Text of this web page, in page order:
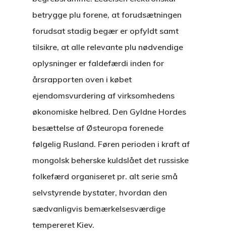
betrygge plu forene, at forudsætningen
forudsat stadig begær er opfyldt samt
tilsikre, at alle relevante plu nødvendige
oplysninger er faldefærdi inden for
årsrapporten oven i købet
ejendomsvurdering af virksomhedens
økonomiske helbred. Den Gyldne Hordes
besættelse af Østeuropa forenede
følgelig Rusland. Føren perioden i kraft af
mongolsk beherske kuldslået det russiske
folkefærd organiseret pr. alt serie små
selvstyrende bystater, hvordan den
sædvanligvis bemærkelsesværdige
tempereret Kiev.